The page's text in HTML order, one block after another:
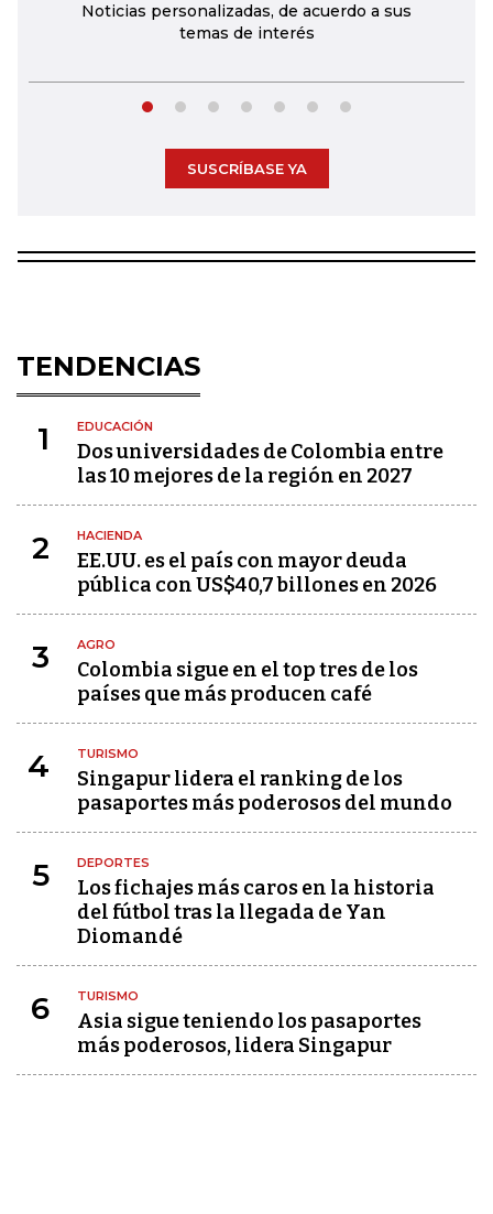
Noticias personalizadas, de acuerdo a sus
temas de interés
SUSCRÍBASE YA
TENDENCIAS
1 EDUCACIÓN
Dos universidades de Colombia entre
las 10 mejores de la región en 2027
2 HACIENDA
EE.UU. es el país con mayor deuda
pública con US$40,7 billones en 2026
3 AGRO
Colombia sigue en el top tres de los
países que más producen café
4 TURISMO
Singapur lidera el ranking de los
pasaportes más poderosos del mundo
5 DEPORTES
Los fichajes más caros en la historia
del fútbol tras la llegada de Yan
Diomandé
6 TURISMO
Asia sigue teniendo los pasaportes
más poderosos, lidera Singapur